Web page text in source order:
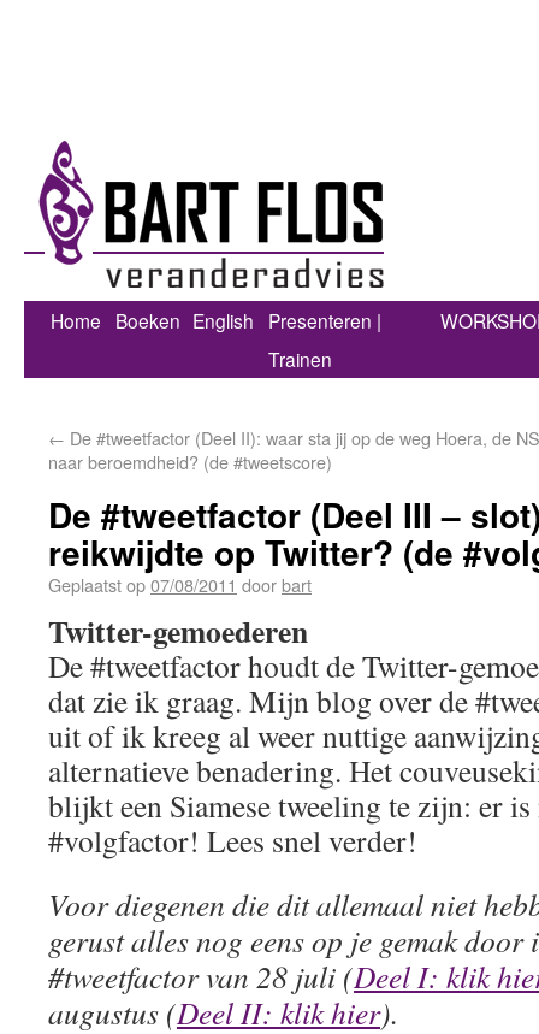
Home Boeken English
Presenteren |
Trainen
← De #tweetfactor (Deel II): waar sta jij op de weg
naar beroemdheid? (de #tweetscore)
Hoera, de
De #tweetfactor (Deel III –
reikwijdte op Twitter? (de
Geplaatst op07/08/2011 doorbart
Twitter-gemoederen
De #tweetfactor houdt de Twitter-
dat zie ik graag. Mijn blog over de
uit of ik kreeg al weer nuttige
alternatieve benadering. Het
blijkt een Siamese tweeling te zijn: er
#volgfactor! Lees snel verder!
Voor diegenen die dit allemaal niet
gerust alles nog eens op je gemak
#tweetfactor van 28 juli (Deel I: klik
augustus (Deel II: klik hier).